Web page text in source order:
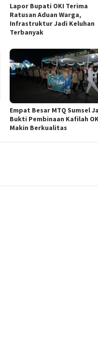
Lapor Bupati OKI Terima
Ratusan Aduan Warga,
Infrastruktur Jadi Keluhan
Terbanyak
Empat Besar MTQ Sumsel
Bukti Pembinaan Kafilah
Makin Berkualitas